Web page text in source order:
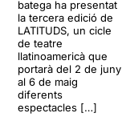
batega ha presentat
la tercera edició de
LATITUDS, un cicle
de teatre
llatinoamericà que
portarà del 2 de juny
al 6 de maig
diferents
espectacles […]